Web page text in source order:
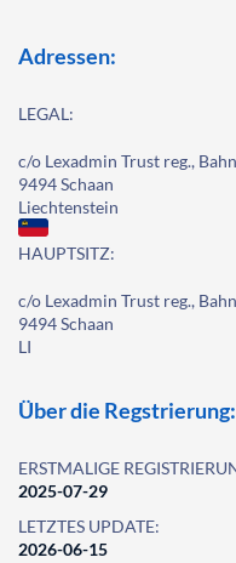
Adressen:
LEGAL:
c/o Lexadmin Trust reg.,
9494 Schaan
Liechtenstein
HAUPTSITZ:
c/o Lexadmin Trust reg.,
9494 Schaan
LI
Über die Regstrierung:
ERSTMALIGE
2025-07-29
LETZTES UPDATE:
2026-06-15